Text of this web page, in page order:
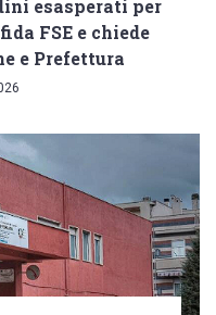
anche
solo
dubbi”
esasperati per
FSE e chiede
e Prefettura